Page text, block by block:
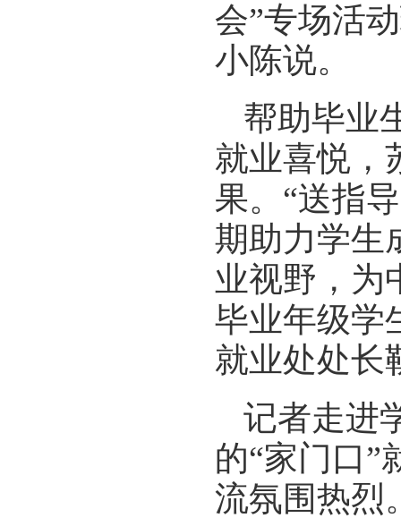
会”专场活
小陈说。
帮助毕业
就业喜悦，
果。“送指
期助力学生
业视野，为
毕业年级学
就业处处长
记者走进
的“家门口”
流氛围热烈